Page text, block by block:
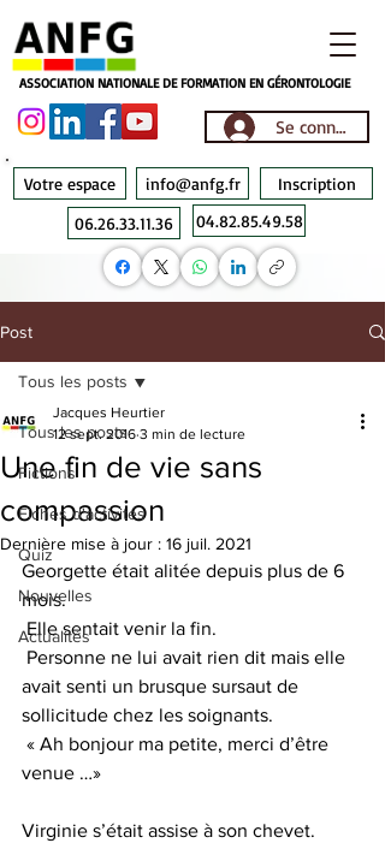
ASSOCIATION NATIONALE DE FORMATION EN GÉRONTOLOGIE
Se connecter
Votre espace info@anfg.fr
Inscription
06.26.33.11.36
04.82.85.49.58
Post
Tous les posts
Fictions
Fiches d'activités
Quiz
Nouvelles
Actualités
Tous les posts
Une fin de vie sans
compassion
Jacques Heurtier
12 sept. 2016 3 min de lecture
Dernière mise à jour : 16 juil. 2021
Georgette était alitée depuis plus de 6
mois.
Elle sentait venir la fin.
avait senti un brusque sursaut de
sollicitude chez les soignants.
venue …»
Virginie s’était assise à son chevet.